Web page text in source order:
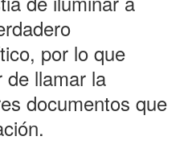
por lo que
de llamar la
documentos que